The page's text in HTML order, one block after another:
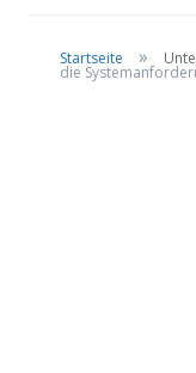
Startseite »
die